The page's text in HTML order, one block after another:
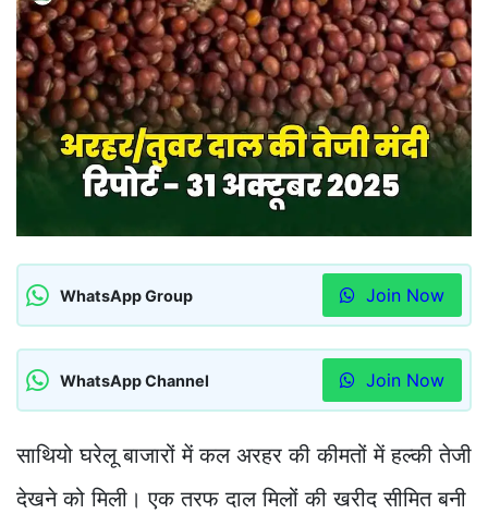
WhatsApp Group Join Now
WhatsApp Channel Join Now
साथियो घरेलू बाजारों में कल अरहर की कीमतों में हल्की तेजी
देखने को मिली। एक तरफ दाल मिलों की खरीद सीमित बनी